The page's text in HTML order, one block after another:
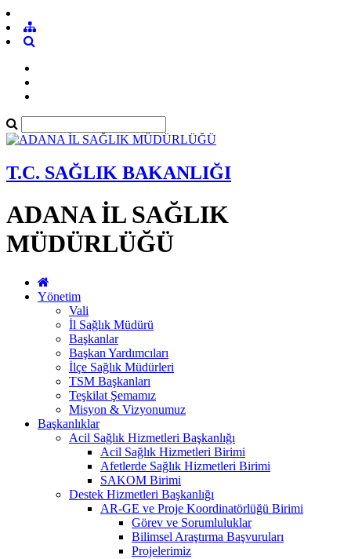
T.C. SAĞLIK BAKANLIĞI
ADANA İL SAĞLIK
MÜDÜRLÜĞÜ
Yönetim
Vali
İl Sağlık Müdürü
Başkanlar
Başkan Yardımcıları
İlçe Sağlık Müdürleri
TSM Başkanları
Teşkilat Şemamız
Misyon & Vizyonumuz
Başkanlıklar
Acil Sağlık Hizmetleri Başkanlığı
Acil Sağlık Hizmetleri Birimi
Afetlerde Sağlık Hizmetleri Birimi
SAKOM Birimi
Destek Hizmetleri Başkanlığı
AR-GE ve Proje Koordinatörlüğü Birimi
Görev ve Sorumluluklar
Bilimsel Araştırma Başvuruları
Projelerimiz